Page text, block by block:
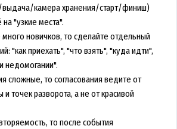
камера хранения/старт/финиш)
"узкие места".
новичков, то сделайте отдельный
"как приехать", "что взять", "куда идти",
недомогании".
сложные, то согласования ведите от
и точек разворота, а не от красивой
то после события